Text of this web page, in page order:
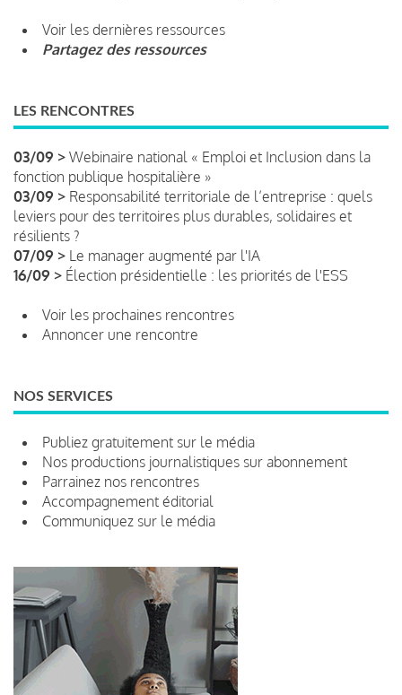
Voir les dernières ressources
Partagez des ressources
LES RENCONTRES
03/09 > Webinaire national « Emploi et Inclusion dans la
fonction publique hospitalière »
03/09 > Responsabilité territoriale de l’entreprise : quels
leviers pour des territoires plus durables, solidaires et
résilients ?
07/09 > Le manager augmenté par l'IA
16/09 > Élection présidentielle : les priorités de l'ESS
Voir les prochaines rencontres
Annoncer une rencontre
NOS SERVICES
Publiez gratuitement sur le média
Nos productions journalistiques sur abonnement
Parrainez nos rencontres
Accompagnement éditorial
Communiquez sur le média